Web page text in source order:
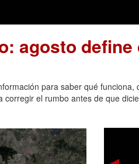
agosto
para saber qué
el rumbo antes de que